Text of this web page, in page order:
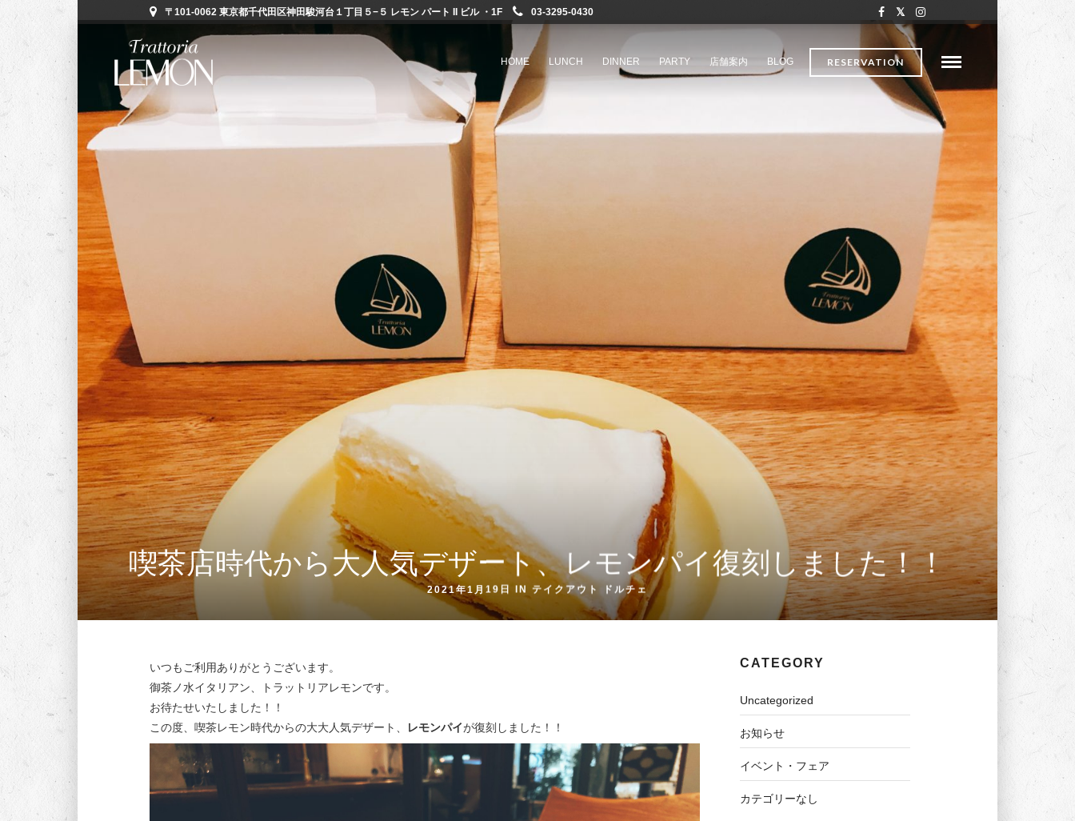
〒101-0062 東京都千代田区神田駿河台１丁目５−５ レモン パート II ビル ・1F 03-3295-0430
RESERVATION
HOME LUNCH DINNER PARTY 店舗案内 BLOG
喫茶店時代から大人気デザート、レモンパイ復刻しました！！
2021年1月19日 IN テイクアウト ドルチェ
いつもご利用ありがとうございます。
御茶ノ水イタリアン、トラットリアレモンです。
お待たせいたしました！！
この度、喫茶レモン時代からの大大人気デザート、
レモンパイが復刻しました！！
CATEGORY
Uncategorized
お知らせ
イベント・フェア
カテゴリーなし